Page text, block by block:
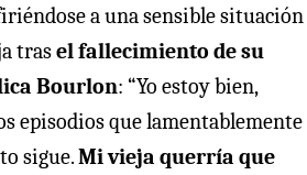
a una sensible situación
trasel fallecimiento de su
Bourlon: “Yo estoy bien,
episodios que lamentablemente
sigue.Mi vieja querría que